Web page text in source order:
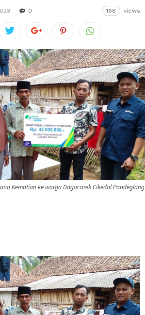
0 168 views
Kematian ke warga Dagocarek Cikedal Pandeglang